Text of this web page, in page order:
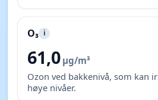
O₃ i
61,0 µg/m³
Ozon ved bakkenivå, som kan
høye nivåer.